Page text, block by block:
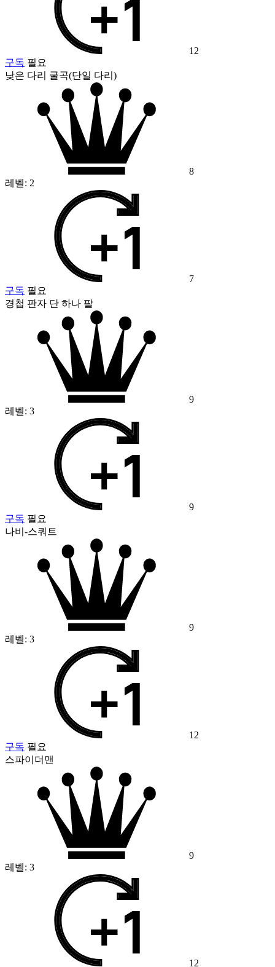
12
구독 필요
낮은 다리 굴곡(단일 다리)
8
레벨: 2
7
구독 필요
경첩 판자 단 하나 팔
9
레벨: 3
9
구독 필요
나비-스쿼트
9
레벨: 3
12
구독 필요
스파이더맨
9
레벨: 3
12